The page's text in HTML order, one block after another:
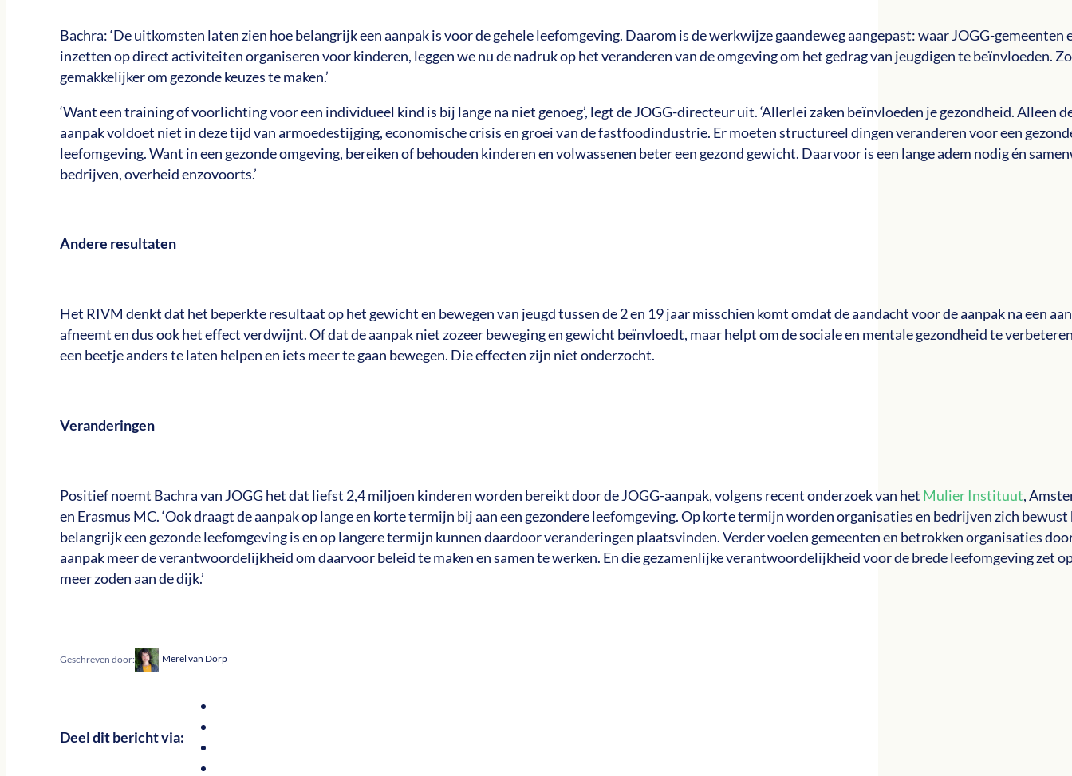
Bachra: ‘De uitkomsten laten zien hoe belangrijk een aanpak is voor de gehele leefomgeving. Daarom is de werkwijze gaandeweg aangepast: waar JOGG-gemeenten
inzetten op direct activiteiten organiseren voor kinderen, leggen we nu de nadruk op het veranderen van de omgeving om het gedrag van jeugdigen te beïnvloeden.
gemakkelijker om gezonde keuzes te maken.’
‘Want een training of voorlichting voor een individueel kind is bij lange na niet genoeg’, legt de JOGG-directeur uit. ‘Allerlei zaken beïnvloeden je gezondheid. Alleen
aanpak voldoet niet in deze tijd van armoedestijging, economische crisis en groei van de fastfoodindustrie. Er moeten structureel dingen veranderen voor een
leefomgeving. Want in een gezonde omgeving, bereiken of behouden kinderen en volwassenen beter een gezond gewicht. Daarvoor is een lange adem nodig én
bedrijven, overheid enzovoorts.’
Andere resultaten
Het RIVM denkt dat het beperkte resultaat op het gewicht en bewegen van jeugd tussen de 2 en 19 jaar misschien komt omdat de aandacht voor de aanpak na een
afneemt en dus ook het effect verdwijnt. Of dat de aanpak niet zozeer beweging en gewicht beïnvloedt, maar helpt om de sociale en mentale gezondheid te
een beetje anders te laten helpen en iets meer te gaan bewegen. Die effecten zijn niet onderzocht.
Veranderingen
Positief noemt Bachra van JOGG het dat liefst 2,4 miljoen kinderen worden bereikt door de JOGG-aanpak, volgens recent onderzoek van het Mulier Instituut,
en Erasmus MC. ‘Ook draagt de aanpak op lange en korte termijn bij aan een gezondere leefomgeving. Op korte termijn worden organisaties en bedrijven zich bewust
belangrijk een gezonde leefomgeving is en op langere termijn kunnen daardoor veranderingen plaatsvinden. Verder voelen gemeenten en betrokken organisaties
aanpak meer de verantwoordelijkheid om daarvoor beleid te maken en samen te werken. En die gezamenlijke verantwoordelijkheid voor de brede leefomgeving zet
meer zoden aan de dijk.’
Geschreven door: Merel van Dorp
Deel dit bericht via: